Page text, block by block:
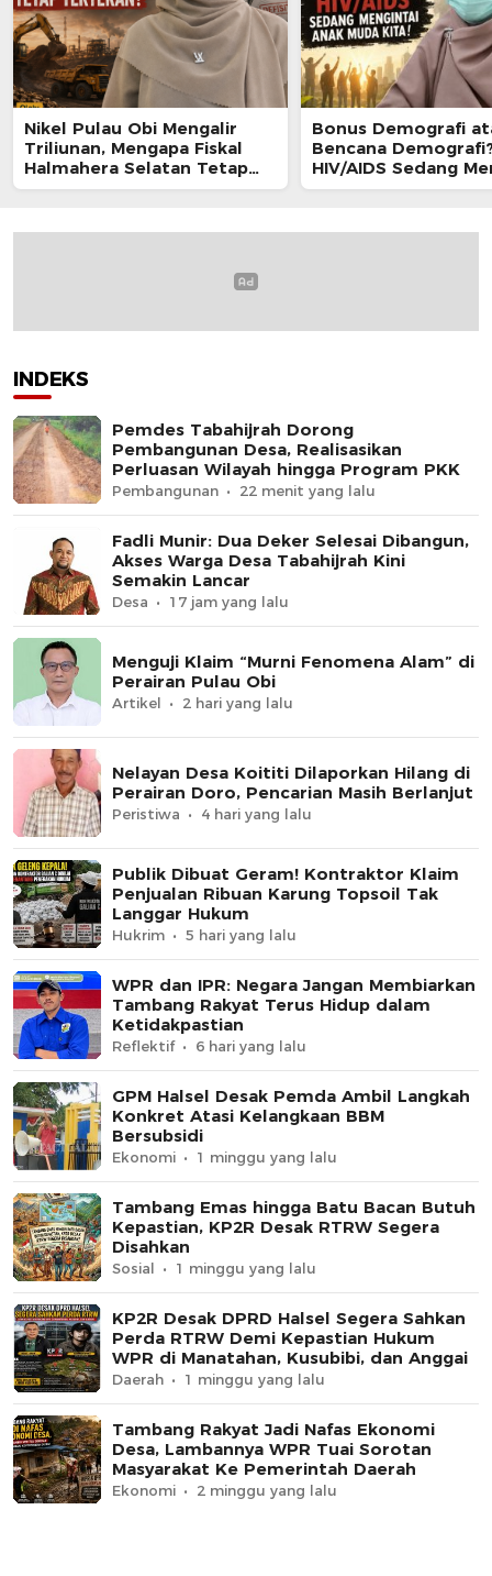
Nikel Pulau Obi Mengalir
Triliunan, Mengapa Fiskal
Halmahera Selatan Tetap
Tertekan?
Bonus Demografi
Bencana
HIV/AIDS Sedang
Anak Muda Kita!
INDEKS
Pemdes Tabahijrah Dorong
Pembangunan Desa, Realisasikan
Perluasan Wilayah hingga Program PKK
Pembangunan 22 menit yang lalu
Fadli Munir: Dua Deker Selesai Dibangun,
Akses Warga Desa Tabahijrah Kini
Semakin Lancar
Desa 17 jam yang lalu
Menguji Klaim “Murni Fenomena Alam” di
Perairan Pulau Obi
Artikel 2 hari yang lalu
Nelayan Desa Koititi Dilaporkan Hilang di
Perairan Doro, Pencarian Masih Berlanjut
Peristiwa 4 hari yang lalu
Publik Dibuat Geram! Kontraktor Klaim
Penjualan Ribuan Karung Topsoil Tak
Langgar Hukum
Hukrim 5 hari yang lalu
WPR dan IPR: Negara Jangan Membiarkan
Tambang Rakyat Terus Hidup dalam
Ketidakpastian
Reflektif 6 hari yang lalu
GPM Halsel Desak Pemda Ambil Langkah
Konkret Atasi Kelangkaan BBM
Bersubsidi
Ekonomi 1 minggu yang lalu
Tambang Emas hingga Batu Bacan Butuh
Kepastian, KP2R Desak RTRW Segera
Disahkan
Sosial 1 minggu yang lalu
KP2R Desak DPRD Halsel Segera Sahkan
Perda RTRW Demi Kepastian Hukum
WPR di Manatahan, Kusubibi, dan Anggai
Daerah 1 minggu yang lalu
Tambang Rakyat Jadi Nafas Ekonomi
Desa, Lambannya WPR Tuai Sorotan
Masyarakat Ke Pemerintah Daerah
Ekonomi 2 minggu yang lalu